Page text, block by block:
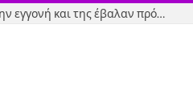
Εύβοια-Απίστευτο: Φορολόγησαν την εγγονή και της έβαλαν πρόστιμο γιατί δεν δήλωσε το χαρτζιλίκι του παππού!